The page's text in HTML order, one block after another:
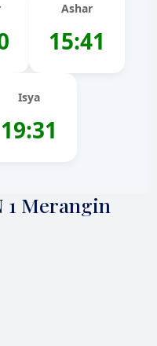
Ashar
15:41
Isya
19:31
1 Merangin